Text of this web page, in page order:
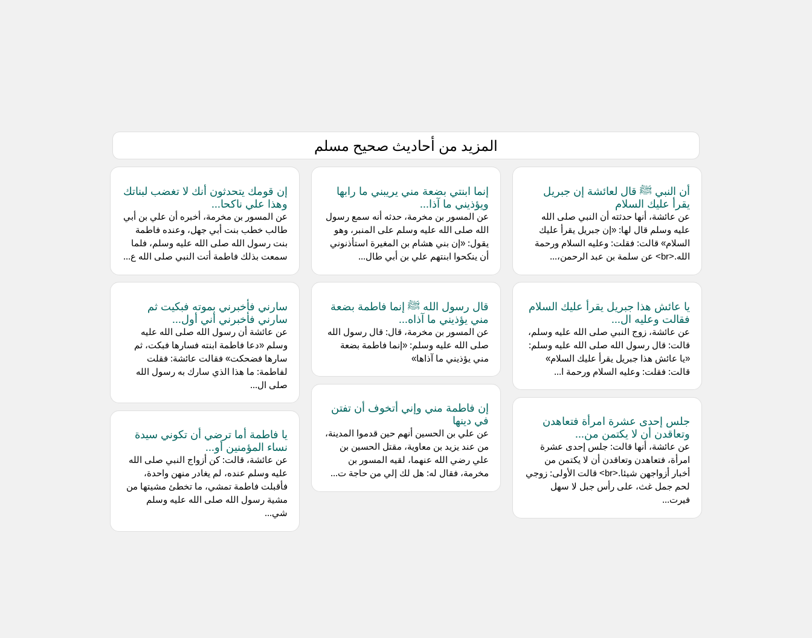
المزيد من أحاديث صحيح مسلم
أن النبي ﷺ قال لعائشة إن جبريل
يقرأ عليك السلام
عن عائشة، أنها حدثته أن النبي صلى الله
عليه وسلم قال لها: «إن جبريل يقرأ عليك
السلام» قالت: فقلت: وعليه السلام ورحمة
الله.<br> عن سلمة بن عبد الرحمن،...
يا عائش هذا جبريل يقرأ عليك السلام
فقالت وعليه ال...
عن عائشة، زوج النبي صلى الله عليه وسلم،
قالت: قال رسول الله صلى الله عليه وسلم:
«يا عائش هذا جبريل يقرأ عليك السلام»
قالت: فقلت: وعليه السلام ورحمة ا...
جلس إحدى عشرة امرأة فتعاهدن
وتعاقدن أن لا يكتمن من...
عن عائشة، أنها قالت: جلس إحدى عشرة
امرأة، فتعاهدن وتعاقدن أن لا يكتمن من
أخبار أزواجهن شيئا.<br> قالت الأولى: زوجي
لحم جمل غث، على رأس جبل لا سهل
فيرت...
إنما ابنتي بضعة مني يريبني ما رابها
ويؤذيني ما آذا...
عن المسور بن مخرمة، حدثه أنه سمع رسول
الله صلى الله عليه وسلم على المنبر، وهو
يقول: «إن بني هشام بن المغيرة استأذنوني
أن ينكحوا ابنتهم علي بن أبي طال...
قال رسول الله ﷺ إنما فاطمة بضعة
مني يؤذيني ما آذاه...
عن المسور بن مخرمة، قال: قال رسول الله
صلى الله عليه وسلم: «إنما فاطمة بضعة
مني يؤذيني ما آذاها»
إن فاطمة مني وإني أتخوف أن تفتن
في دينها
عن علي بن الحسين أنهم حين قدموا المدينة،
من عند يزيد بن معاوية، مقتل الحسين بن
علي رضي الله عنهما، لقيه المسور بن
مخرمة، فقال له: هل لك إلي من حاجة ت...
إن قومك يتحدثون أنك لا تغضب لبناتك
وهذا علي ناكحا...
عن المسور بن مخرمة، أخبره أن علي بن أبي
طالب خطب بنت أبي جهل، وعنده فاطمة
بنت رسول الله صلى الله عليه وسلم، فلما
سمعت بذلك فاطمة أتت النبي صلى الله ع...
سارني فأخبرني بموته فبكيت ثم
سارني فأخبرني أني أول...
عن عائشة أن رسول الله صلى الله عليه
وسلم «دعا فاطمة ابنته فسارها فبكت، ثم
سارها فضحكت» فقالت عائشة: فقلت
لفاطمة: ما هذا الذي سارك به رسول الله
صلى ال...
يا فاطمة أما ترضي أن تكوني سيدة
نساء المؤمنين أو...
عن عائشة، قالت: كن أزواج النبي صلى الله
عليه وسلم عنده، لم يغادر منهن واحدة،
فأقبلت فاطمة تمشي، ما تخطئ مشيتها من
مشية رسول الله صلى الله عليه وسلم
شي...